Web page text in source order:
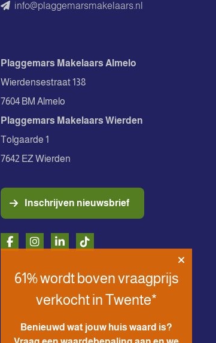
info@plaggemarsmakelaars.nl
Plaggemars Makelaars Almelo
Wierdensestraat 138
7604 BM Almelo
Plaggemars Makelaars Wierden
Tolgaarde 1
7642 EZ Wierden
Inschrijven nieuwsbrief
61% wordt boven vraagprijs
verkocht in Twente*
Benieuwd wat jouw huis waard is?